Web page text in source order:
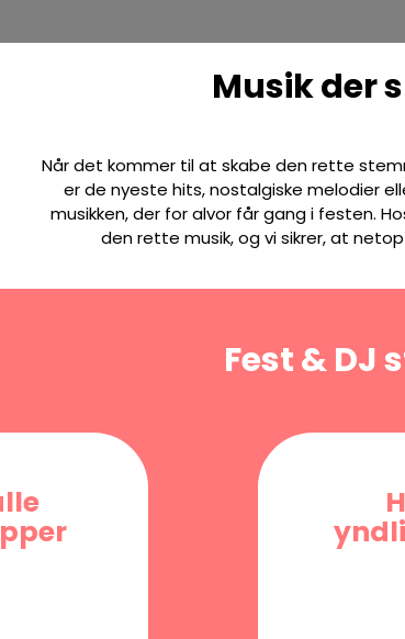
Musik der
Når det kommer til at skabe den rette
er de nyeste hits, nostalgiske melodier
musikken, der for alvor får gang i festen.
den rette musik, og vi sikrer, at
Fest & DJ